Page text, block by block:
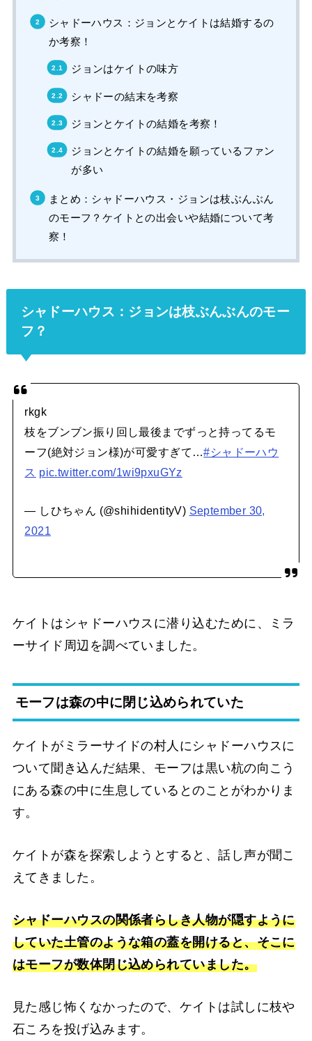
シャドーハウス：ジョンとケイトは結婚するの
か考察！
ジョンはケイトの味方
シャドーの結末を考察
ジョンとケイトの結婚を考察！
ジョンとケイトの結婚を願っているファン
が多い
まとめ：シャドーハウス・ジョンは枝ぶんぶん
のモーフ？ケイトとの出会いや結婚について考
察！
シャドーハウス：ジョンは枝ぶんぶんのモー
フ？
rkgk
枝をブンブン振り回し最後までずっと持ってるモ
ーフ(絶対ジョン様)が可愛すぎて…#シャドーハウ
ス pic.twitter.com/1wi9pxuGYz
— しひちゃん (@shihidentityV) September 30,
2021
ケイトはシャドーハウスに潜り込むために、ミラ
ーサイド周辺を調べていました。
モーフは森の中に閉じ込められていた
ケイトがミラーサイドの村人にシャドーハウスに
ついて聞き込んだ結果、モーフは黒い杭の向こう
にある森の中に生息しているとのことがわかりま
す。
ケイトが森を探索しようとすると、話し声が聞こ
えてきました。
シャドーハウスの関係者らしき人物が隠すように
していた土管のような箱の蓋を開けると、そこに
はモーフが数体閉じ込められていました。
見た感じ怖くなかったので、ケイトは試しに枝や
石ころを投げ込みます。